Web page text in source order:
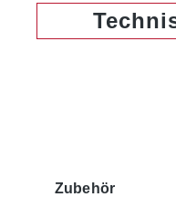
Produktgalerie
Zubehör